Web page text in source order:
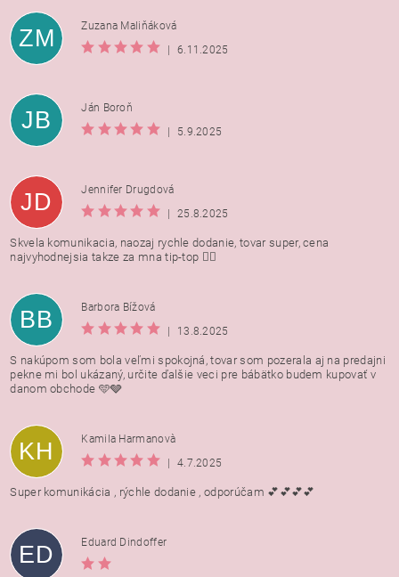
ZM
Zuzana Maliňáková
|
6.11.2025
JB
Ján Boroň
|
5.9.2025
JD
Jennifer Drugdová
|
25.8.2025
Skvela komunikacia, naozaj rychle dodanie, tovar super, cena
najvyhodnejsia takze za mna tip-top 👍🏻
BB
Barbora Bížová
|
13.8.2025
S nakúpom som bola veľmi spokojná, tovar som pozerala aj na predajni
pekne mi bol ukázaný, určite ďalšie veci pre bábätko budem kupovať v
danom obchode 🩵🩶
KH
Kamila Harmanovà
|
4.7.2025
Super komunikácia , rýchle dodanie , odporúčam 💕💕💕💕
ED Eduard Dindoffer